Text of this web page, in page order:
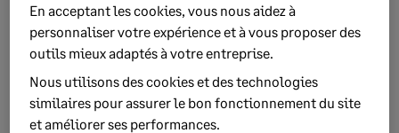
Je m'abonne
En acceptant les cookies, vous nous aidez à
personnaliser votre expérience et à vous proposer des
outils mieux adaptés à votre entreprise.
Nous utilisons des cookies et des technologies
similaires pour assurer le bon fonctionnement du site
et améliorer ses performances.